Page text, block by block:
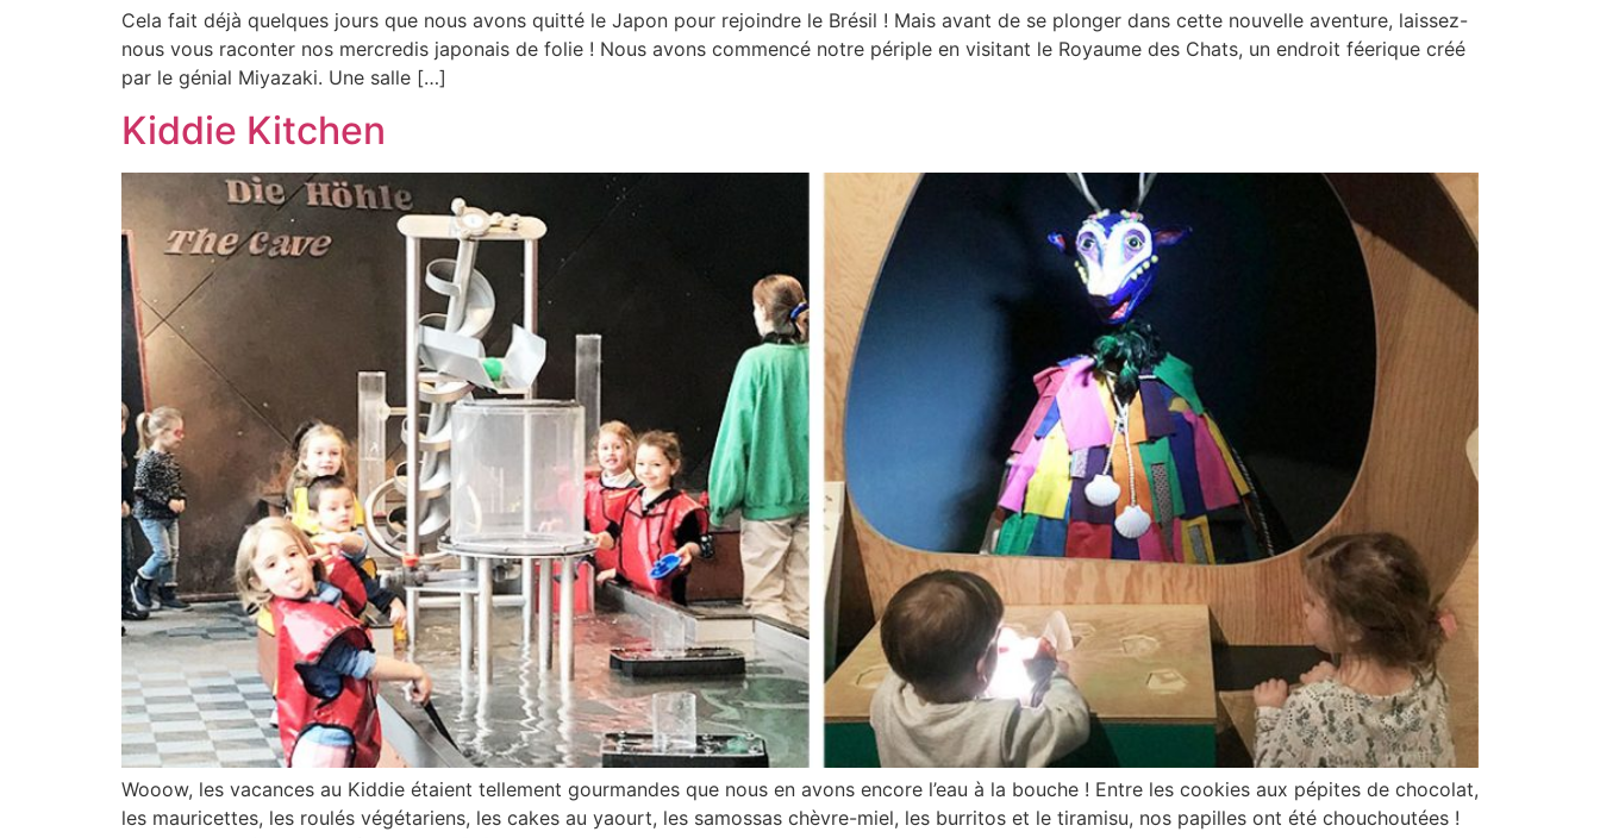
Cela fait déjà quelques jours que nous avons quitté le Japon pour rejoindre le Brésil ! Mais avant de se plonger dans cette nouvelle aventure, laissez-
nous vous raconter nos mercredis japonais de folie ! Nous avons commencé notre périple en visitant le Royaume des Chats, un endroit féerique créé
par le génial Miyazaki. Une salle […]
Kiddie Kitchen
Wooow, les vacances au Kiddie étaient tellement gourmandes que nous en avons encore l’eau à la bouche ! Entre les cookies aux pépites de chocolat,
les mauricettes, les roulés végétariens, les cakes au yaourt, les samossas chèvre-miel, les burritos et le tiramisu, nos papilles ont été chouchoutées !